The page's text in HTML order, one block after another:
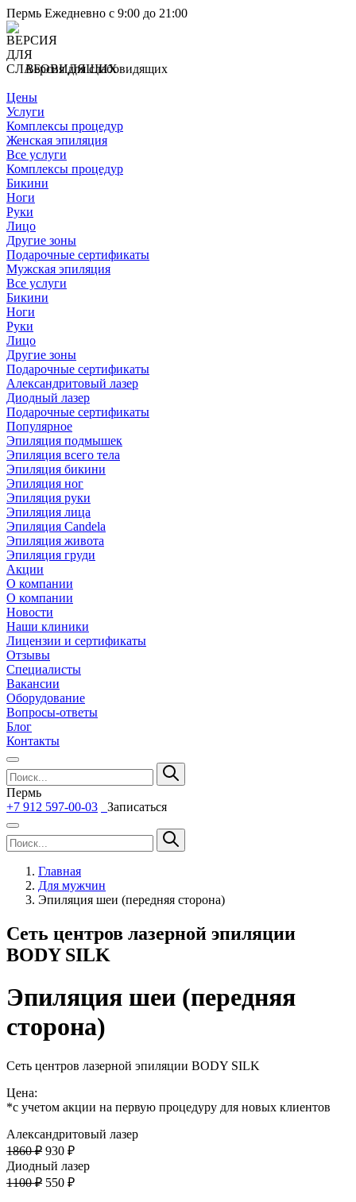
Пермь Ежедневно с 9:00 до 21:00
Версия для слабовидящих
Цены
Услуги
Комплексы процедур
Женская эпиляция
Все услуги
Комплексы процедур
Бикини
Ноги
Руки
Лицо
Другие зоны
Подарочные сертификаты
Мужская эпиляция
Все услуги
Бикини
Ноги
Руки
Лицо
Другие зоны
Подарочные сертификаты
Александритовый лазер
Диодный лазер
Подарочные сертификаты
Популярное
Эпиляция подмышек
Эпиляция всего тела
Эпиляция бикини
Эпиляция ног
Эпиляция руки
Эпиляция лица
Эпиляция Candela
Эпиляция живота
Эпиляция груди
Акции
О компании
О компании
Новости
Наши клиники
Лицензии и сертификаты
Отзывы
Специалисты
Вакансии
Оборудование
Вопросы-ответы
Блог
Контакты
Пермь
+7 912 597-00-03
Записаться
Главная
Для мужчин
Эпиляция шеи (передняя сторона)
Сеть центров лазерной эпиляции
BODY SILK
Эпиляция шеи (передняя
сторона)
Сеть центров лазерной эпиляции BODY SILK
Цена:
*с учетом акции на первую процедуру для новых клиентов
Александритовый лазер
1860 ₽ 930 ₽
Диодный лазер
1100 ₽ 550 ₽